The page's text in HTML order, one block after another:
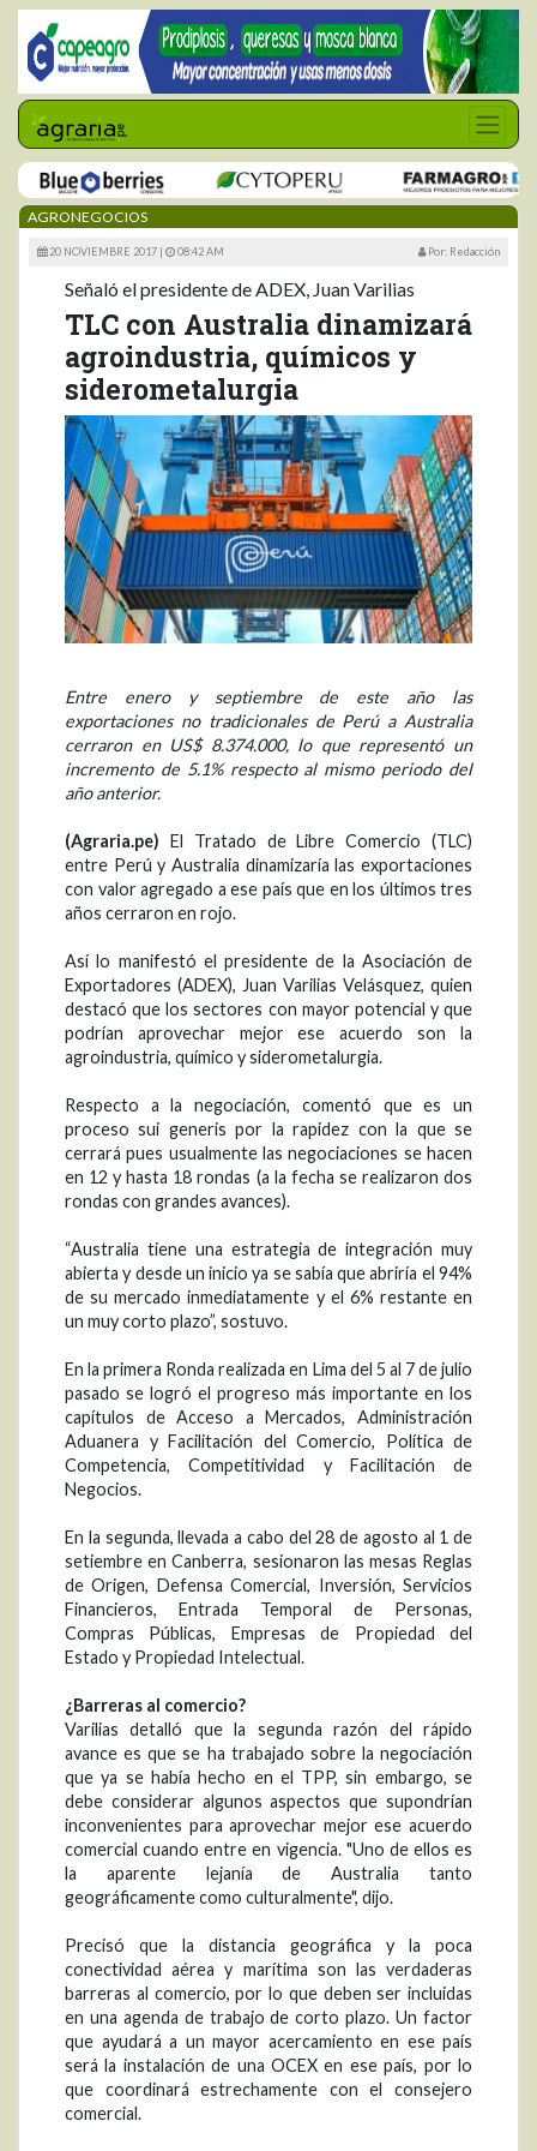
AGRONEGOCIOS
20 NOVIEMBRE 2017 | 08:42 AM Por: Redacción
Señaló el presidente de ADEX, Juan Varilias
TLC con Australia dinamizará
agroindustria, químicos y
siderometalurgia
Entre enero y septiembre de este año las
exportaciones no tradicionales de Perú a Australia
cerraron en US$ 8.374.000, lo que representó un
incremento de 5.1% respecto al mismo periodo del
año anterior.
(Agraria.pe) El Tratado de Libre Comercio (TLC)
entre Perú y Australia dinamizaría las exportaciones
con valor agregado a ese país que en los últimos tres
años cerraron en rojo.
Así lo manifestó el presidente de la Asociación de
Exportadores (ADEX), Juan Varilias Velásquez, quien
destacó que los sectores con mayor potencial y que
podrían aprovechar mejor ese acuerdo son la
agroindustria, químico y siderometalurgia.
Respecto a la negociación, comentó que es un
proceso sui generis por la rapidez con la que se
cerrará pues usualmente las negociaciones se hacen
en 12 y hasta 18 rondas (a la fecha se realizaron dos
rondas con grandes avances).
“Australia tiene una estrategia de integración muy
abierta y desde un inicio ya se sabía que abriría el 94%
de su mercado inmediatamente y el 6% restante en
un muy corto plazo”, sostuvo.
En la primera Ronda realizada en Lima del 5 al 7 de julio
pasado se logró el progreso más importante en los
capítulos de Acceso a Mercados, Administración
Aduanera y Facilitación del Comercio, Política de
Competencia, Competitividad y Facilitación de
Negocios.
En la segunda, llevada a cabo del 28 de agosto al 1 de
setiembre en Canberra, sesionaron las mesas Reglas
de Origen, Defensa Comercial, Inversión, Servicios
Financieros, Entrada Temporal de Personas,
Compras Públicas, Empresas de Propiedad del
Estado y Propiedad Intelectual.
¿Barreras al comercio?
Varilias detalló que la segunda razón del rápido
avance es que se ha trabajado sobre la negociación
que ya se había hecho en el TPP, sin embargo, se
debe considerar algunos aspectos que supondrían
inconvenientes para aprovechar mejor ese acuerdo
comercial cuando entre en vigencia. "Uno de ellos es
la aparente lejanía de Australia tanto
geográficamente como culturalmente", dijo.
Precisó que la distancia geográfica y la poca
conectividad aérea y marítima son las verdaderas
barreras al comercio, por lo que deben ser incluidas
en una agenda de trabajo de corto plazo. Un factor
que ayudará a un mayor acercamiento en ese país
será la instalación de una OCEX en ese país, por lo
que coordinará estrechamente con el consejero
comercial.